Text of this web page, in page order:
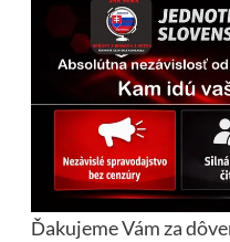
Ďakujeme Vám za